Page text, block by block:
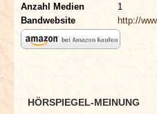
Anzahl Medien
1
Bandwebsite
http://
HÖRSPIEGEL-MEINUNG